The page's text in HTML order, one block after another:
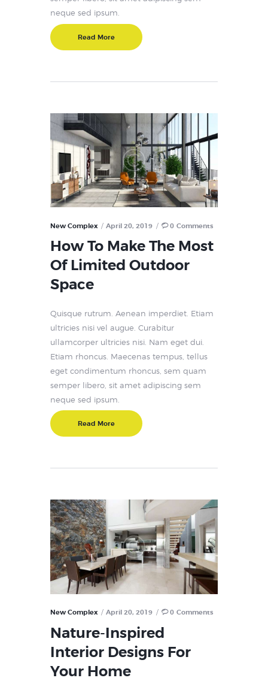
neque sed ipsum.
Read More
New Complex April 20, 2019 0 Comments
How To Make The Most
Of Limited Outdoor
Space
Quisque rutrum. Aenean imperdiet. Etiam
ultricies nisi vel augue. Curabitur
ullamcorper ultricies nisi. Nam eget dui.
Etiam rhoncus. Maecenas tempus, tellus
eget condimentum rhoncus, sem quam
semper libero, sit amet adipiscing sem
neque sed ipsum.
Read More
New Complex April 20, 2019 0 Comments
Nature-Inspired
Interior Designs For
Your Home